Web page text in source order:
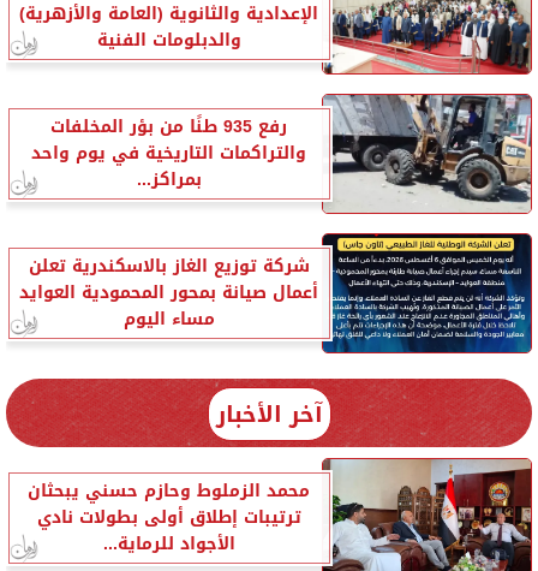
الإعدادية والثانوية (العامة والأزهرية)
والدبلومات الفنية
رفع 935 طنًا من بؤر المخلفات
والتراكمات التاريخية في يوم واحد
بمراكز...
شركة توزيع الغاز بالاسكندرية تعلن
أعمال صيانة بمحور المحمودية العوايد
مساء اليوم
آخر الأخبار
محمد الزملوط وحازم حسني يبحثان
ترتيبات إطلاق أولى بطولات نادي
الأجواد للرماية...